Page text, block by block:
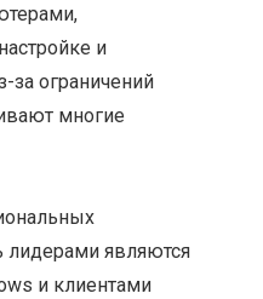
и
за ограничений
многие
лидерами являются
и клиентами